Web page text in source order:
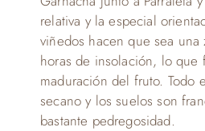
relativa y la especial
viñedos hacen que sea una
horas de insolación, lo que
maduración del fruto. Todo
secano y los suelos son
bastante pedregosidad.